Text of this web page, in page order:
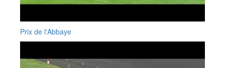
Prix de l'Abbaye